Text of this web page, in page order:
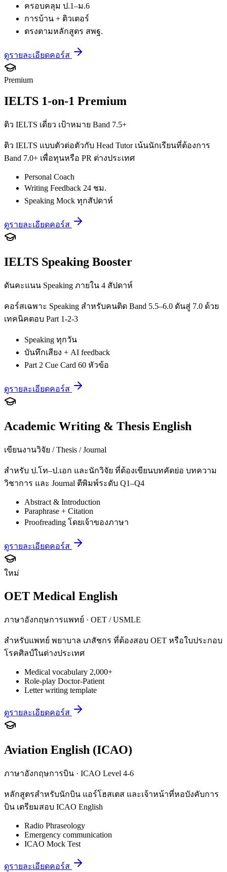
ครอบคลุม ป.1–ม.6
การบ้าน + ติวเตอร์
ตรงตามหลักสูตร สพฐ.
ดูรายละเอียดคอร์ส
Premium
IELTS 1-on-1 Premium
ติว IELTS เดี่ยว เป้าหมาย Band 7.5+
ติว IELTS แบบตัวต่อตัวกับ Head Tutor เน้นนักเรียนที่ต้องการ
Band 7.0+ เพื่อทุนหรือ PR ต่างประเทศ
Personal Coach
Writing Feedback 24 ชม.
Speaking Mock ทุกสัปดาห์
ดูรายละเอียดคอร์ส
IELTS Speaking Booster
ดันคะแนน Speaking ภายใน 4 สัปดาห์
คอร์สเฉพาะ Speaking สำหรับคนติด Band 5.5–6.0 ดันสู่ 7.0 ด้วย
เทคนิคตอบ Part 1-2-3
Speaking ทุกวัน
บันทึกเสียง + AI feedback
Part 2 Cue Card 60 หัวข้อ
ดูรายละเอียดคอร์ส
Academic Writing & Thesis English
เขียนงานวิจัย / Thesis / Journal
สำหรับ ป.โท–ป.เอก และนักวิจัย ที่ต้องเขียนบทคัดย่อ บทความ
วิชาการ และ Journal ตีพิมพ์ระดับ Q1–Q4
Abstract & Introduction
Paraphrase + Citation
Proofreading โดยเจ้าของภาษา
ดูรายละเอียดคอร์ส
ใหม่
OET Medical English
ภาษาอังกฤษการแพทย์ · OET / USMLE
สำหรับแพทย์ พยาบาล เภสัชกร ที่ต้องสอบ OET หรือใบประกอบ
โรคศิลป์ในต่างประเทศ
Medical vocabulary 2,000+
Role-play Doctor-Patient
Letter writing template
ดูรายละเอียดคอร์ส
Aviation English (ICAO)
ภาษาอังกฤษการบิน · ICAO Level 4-6
หลักสูตรสำหรับนักบิน แอร์โฮสเตส และเจ้าหน้าที่หอบังคับการ
บิน เตรียมสอบ ICAO English
Radio Phraseology
Emergency communication
ICAO Mock Test
ดูรายละเอียดคอร์ส